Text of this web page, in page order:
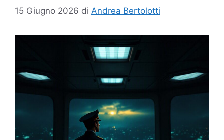
15 Giugno 2026 di Andrea Bertolotti